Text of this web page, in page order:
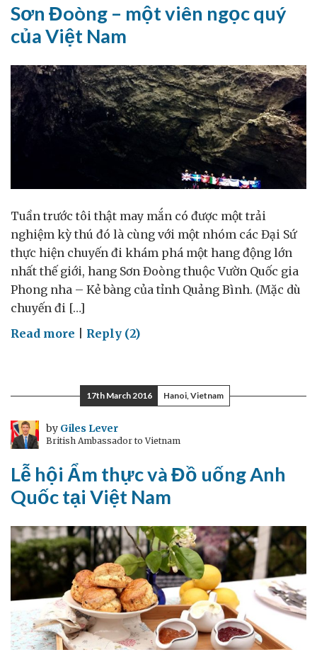
quốc
phòng
Đà
Nẵng
Sơn Đoòng – một viên ngọc quý
của Việt Nam
Tuần trước tôi thật may mắn có được một trải
nghiệm kỳ thú đó là cùng với một nhóm các Đại Sứ
thực hiện chuyến đi khám phá một hang động lớn
nhất thế giới, hang Sơn Đoòng thuộc Vườn Quốc gia
Phong nha – Kẻ bàng của tỉnh Quảng Bình. (Mặc dù
chuyến đi […]
Read more on
–
một
viên
ngọc
quý
của
Việt
Reply (2)
17th March 2016 Hanoi, Vietnam
by Giles Lever
British Ambassador to Vietnam
Lễ hội Ẩm thực và Đồ uống Anh
Quốc tại Việt Nam